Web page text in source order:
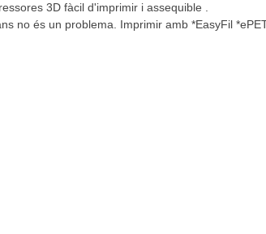
3D fàcil d'imprimir i assequible .
no és un problema. Imprimir amb *EasyFil